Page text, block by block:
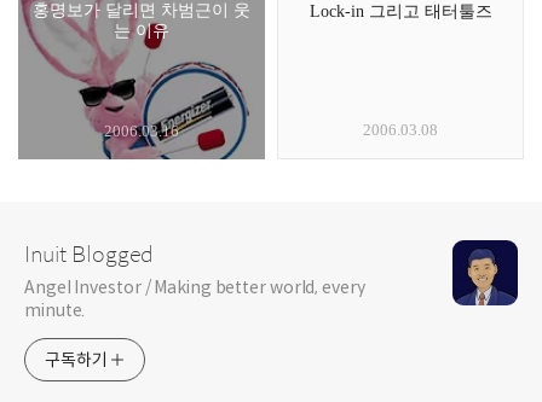
홍명보가 달리면 차범근이 웃
는 이유
2006.03.16
Lock-in 그리고 태터툴즈
2006.03.08
Inuit Blogged
Angel Investor / Making better world, every
minute.
구독하기